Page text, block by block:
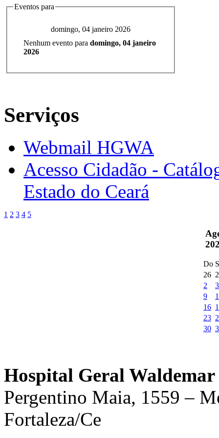
Eventos para
domingo, 04 janeiro 2026
Nenhum evento para domingo, 04 janeiro
2026
Serviços
Webmail HGWA
Acesso Cidadão -
Estado do Ceará
1 2 3 4 5
Do
26
2
3
9
16
23
30
Hospital Geral
Pergentino Maia, 1559 –
Fortaleza/Ce